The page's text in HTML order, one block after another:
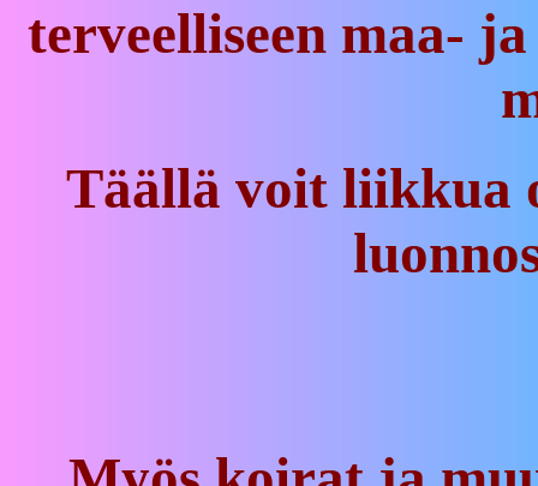
terveelliseen maa-
Täällä voit liikkua